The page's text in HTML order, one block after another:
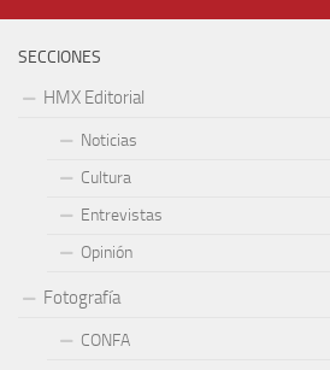
SECCIONES
HMX Editorial
Noticias
Cultura
Entrevistas
Opinión
Fotografía
CONFA